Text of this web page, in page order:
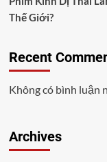
Thế Giới?
Recent
Không có bình luận
Archives